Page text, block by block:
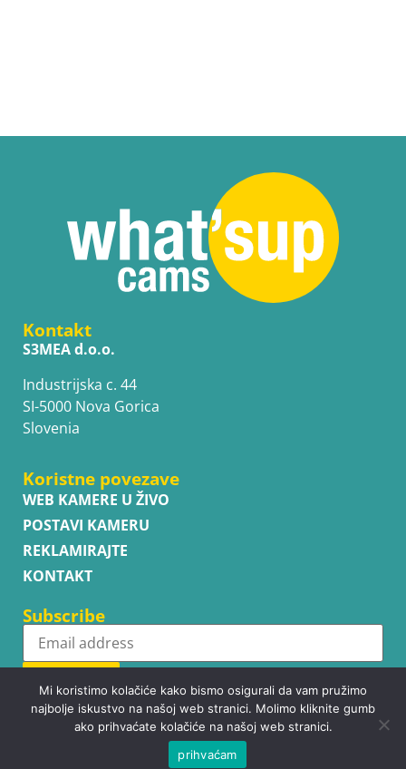
Kontakt
S3MEA d.o.o.
Industrijska c. 44
SI-5000 Nova Gorica
Slovenia
Koristne povezave
WEB KAMERE U ŽIVO
POSTAVI KAMERU
REKLAMIRAJTE
KONTAKT
Subscribe
Subscribe
Copyright © WhatsupCams 2016 - 2026. All right reserved.
Mi koristimo kolačiće kako bismo osigurali da vam pružimo
najbolje iskustvo na našoj web stranici. Molimo kliknite gumb
ako prihvaćate kolačiće na našoj web stranici.
prihvaćam